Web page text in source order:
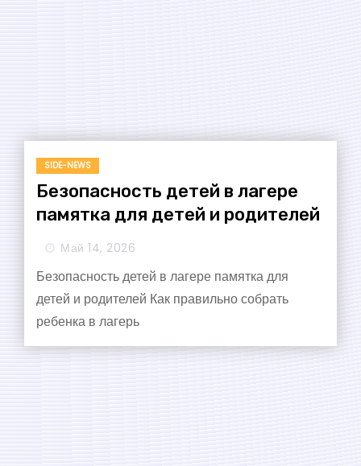
SIDE-NEWS
Безопасность детей в лагере
памятка для детей и родителей
Май 14, 2026
Безопасность детей в лагере памятка для
детей и родителей Как правильно собрать
ребенка в лагерь